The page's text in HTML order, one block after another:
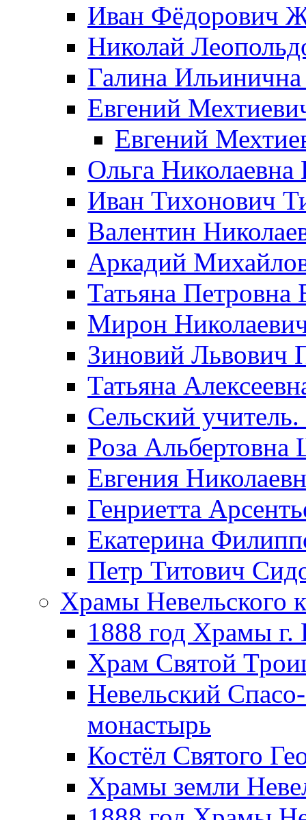
Иван Фёдорович
Николай
Галина
Евгений
Евгений
Ольга Николаевна
Иван Тихонович
Валентин
Аркадий
Татьяна Петровна
Мирон
Зиновий Львович
Татьяна
Сельский
Роза
Евгения
Генриетта
Екатерина
Петр Титович
Храмы Невельского
1888 год Храмы г.
Храм Святой
Невельский
монастырь
Костёл Святого
Храмы земли